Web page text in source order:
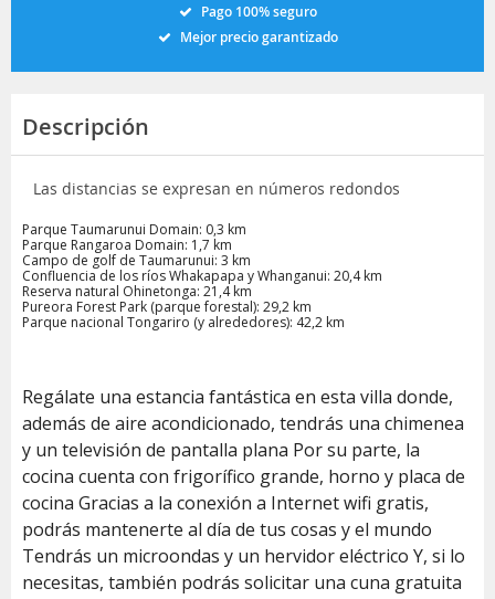
Pago 100% seguro
Mejor precio garantizado
Descripción
Las distancias se expresan en números redondos
Parque Taumarunui Domain: 0,3 km
Parque Rangaroa Domain: 1,7 km
Campo de golf de Taumarunui: 3 km
Confluencia de los ríos Whakapapa y Whanganui: 20,4 km
Reserva natural Ohinetonga: 21,4 km
Pureora Forest Park (parque forestal): 29,2 km
Parque nacional Tongariro (y alrededores): 42,2 km
Regálate una estancia fantástica en esta villa donde,
además de aire acondicionado, tendrás una chimenea
y un televisión de pantalla plana Por su parte, la
cocina cuenta con frigorífico grande, horno y placa de
cocina Gracias a la conexión a Internet wifi gratis,
podrás mantenerte al día de tus cosas y el mundo
Tendrás un microondas y un hervidor eléctrico Y, si lo
necesitas, también podrás solicitar una cuna gratuita